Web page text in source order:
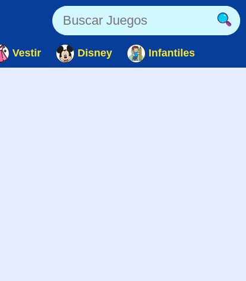
Vestir Disney Infantiles